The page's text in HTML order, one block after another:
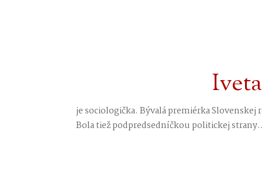
je sociologička. Bývalá premiérka
Bola tiež podpredsedníčkou politickej